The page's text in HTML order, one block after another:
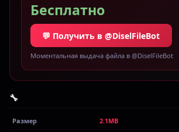
Бесплатно
💬 Получить в @DiselFileBot
Моментальная выдача файла в @DiselFileBot
🔧
Размер
2.1MB